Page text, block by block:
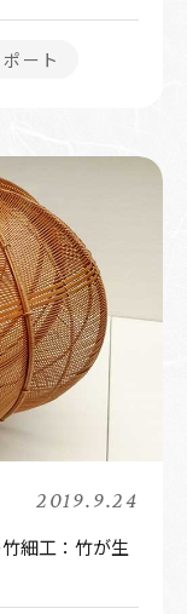
ート
2019.9.24
細工：竹が生